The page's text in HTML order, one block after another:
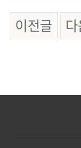
이전글 다